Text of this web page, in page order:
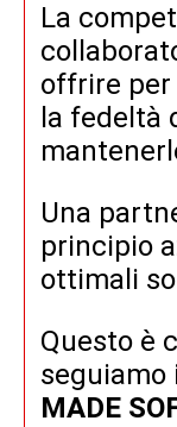
La
offrire per
la fedeltà
Una
principio
ottimali
Questo è
seguiamo
MADE